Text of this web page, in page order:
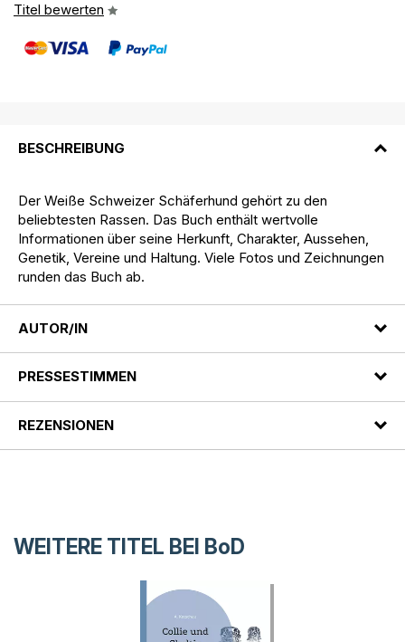
Titel bewerten
BESCHREIBUNG
Der Weiße Schweizer Schäferhund gehört zu den
beliebtesten Rassen. Das Buch enthält wertvolle
Informationen über seine Herkunft, Charakter, Aussehen,
Genetik, Vereine und Haltung. Viele Fotos und Zeichnungen
runden das Buch ab.
AUTOR/IN
PRESSESTIMMEN
REZENSIONEN
WEITERE TITEL BEI BoD